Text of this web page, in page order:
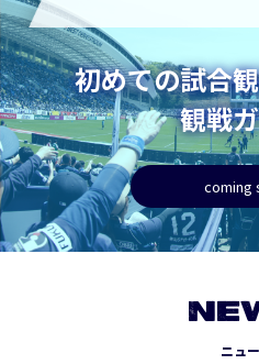
初めての試合
観戦
coming
ニュ